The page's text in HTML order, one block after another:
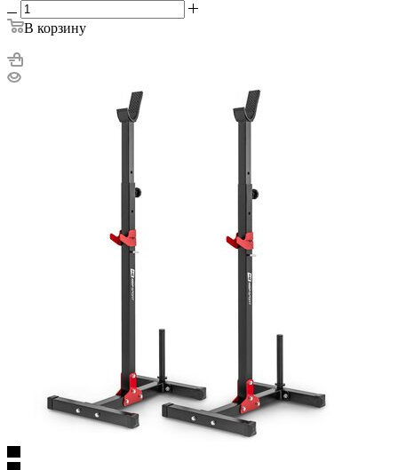
В корзину